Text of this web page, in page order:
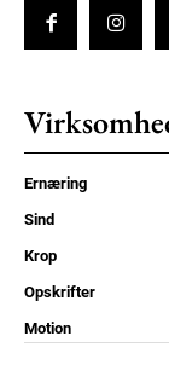
Ernæring
Sind
Krop
Opskrifter
Motion